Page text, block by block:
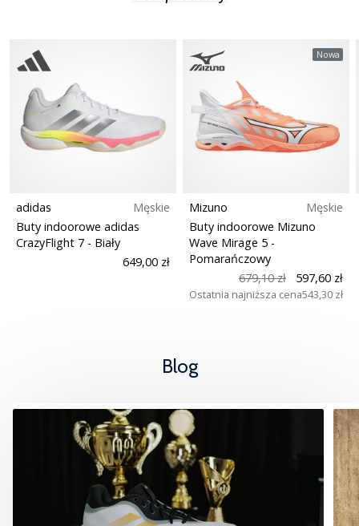
Pokaż
wszystkie
artykuły
adidas
Męskie
Buty indoorowe adidas
CrazyFlight 7 - Biały
649,00 zł
Nowa
Mizuno
Męskie
Buty indoorowe Mizuno
Wave Mirage 5 -
Pomarańczowy
679,10 zł
597,60 zł
Ostatnia najniższa cena543,30 zł
Blog